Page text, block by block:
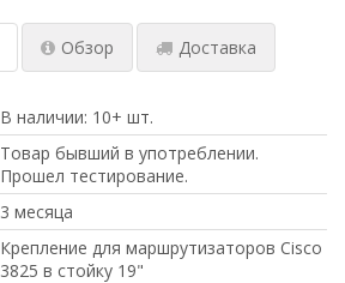
Обзор Доставка
В наличии: 10+ шт.
Товар бывший в употреблении.
Прошел тестирование.
3 месяца
Крепление для маршрутизаторов Cisco
3825 в стойку 19"